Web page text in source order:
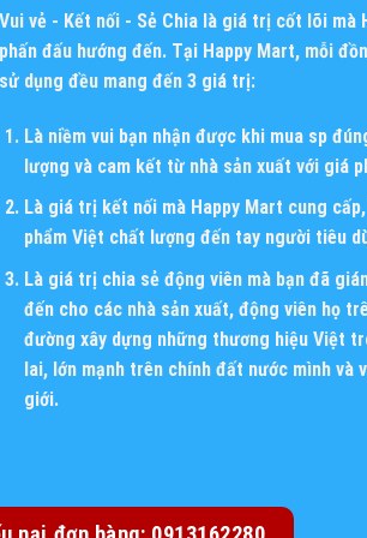
Vui vẻ - Kết nối - Sẻ Chia là giá trị cốt lõi mà
phấn đấu hướng đến. Tại Happy Mart, mỗi
sử dụng đều mang đến 3 giá trị:
Là niềm vui bạn nhận được khi mua sp
lượng và cam kết từ nhà sản xuất với giá
Là giá trị kết nối mà Happy Mart cung
phẩm Việt chất lượng đến tay người tiêu
Là giá trị chia sẻ động viên mà bạn đã
đến cho các nhà sản xuất, động viên họ
đường xây dựng những thương hiệu Việt
lai, lớn mạnh trên chính đất nước mình và
giới.